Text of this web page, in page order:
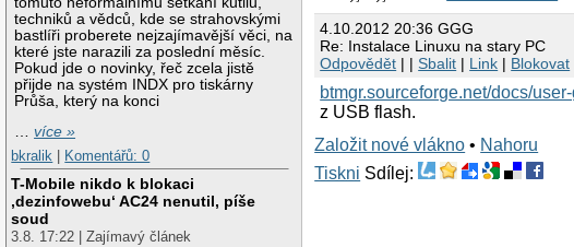
techniků a vědců, kde se strahovskými
bastlíři proberete nejzajímavější věci, na
které jste narazili za poslední měsíc.
Pokud jde o novinky, řeč zcela jistě
přijde na systém INDX pro tiskárny
Průša, který na konci
…více »
bkralik | Komentářů: 0
T-Mobile nikdo k blokaci
‚dezinfowebu‘ AC24 nenutil, píše
soud
3.8. 17:22 | Zajímavý článek
4.10.2012 20:36 GGG
Re: Instalace Linuxu na stary PC
Odpovědět | |Sbalit | Link | Blokovat
btmgr.sourceforge.net/docs/
z USB flash.
Založit nové vlákno • Nahoru
Tiskni Sdílej: